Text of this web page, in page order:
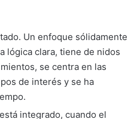
Un enfoque sólidamente
lógica clara, tiene de nidos
se centra en las
de interés y se ha
integrado, cuando el